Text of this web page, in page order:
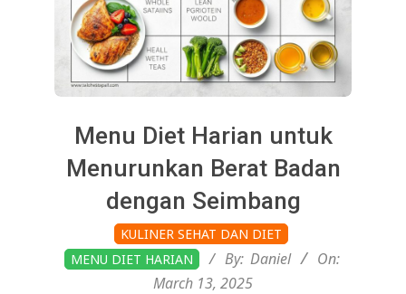
Menu Diet Harian untuk
Menurunkan Berat Badan
dengan Seimbang
03-
13
KULINER SEHAT DAN DIET
MENU DIET HARIAN
By: Daniel
On:
March 13, 2025